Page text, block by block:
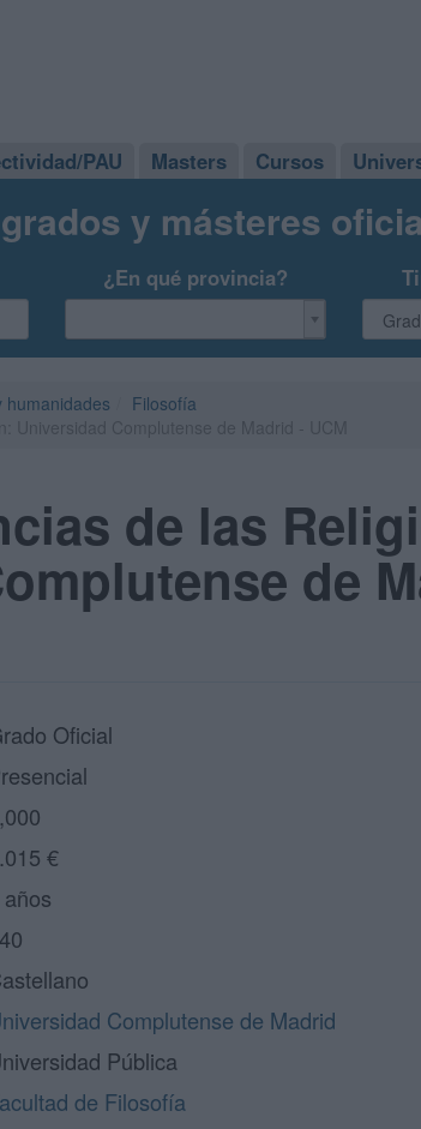
PAU Masters Cursos
y másteres
¿En qué provincia?
humanidades
Filosofía
de las
de
Oficial
€
Complutense de Madrid
Pública
de Filosofía